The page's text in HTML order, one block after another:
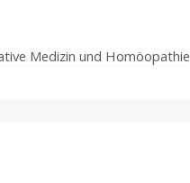
Medizin und Homöopathie